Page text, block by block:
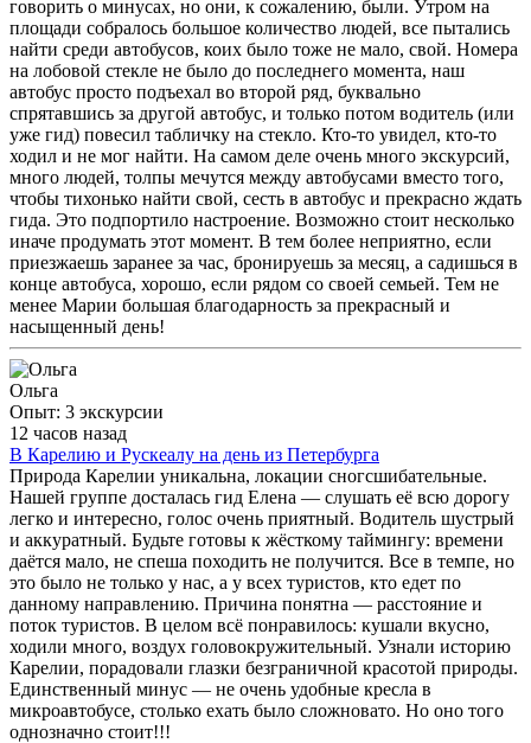
говорить о минусах, но они, к сожалению, были. Утром на
площади собралось большое количество людей, все пытались
найти среди автобусов, коих было тоже не мало, свой. Номера
на лобовой стекле не было до последнего момента, наш
автобус просто подъехал во второй ряд, буквально
спрятавшись за другой автобус, и только потом водитель (или
уже гид) повесил табличку на стекло. Кто-то увидел, кто-то
ходил и не мог найти. На самом деле очень много экскурсий,
много людей, толпы мечутся между автобусами вместо того,
чтобы тихонько найти свой, сесть в автобус и прекрасно ждать
гида. Это подпортило настроение. Возможно стоит несколько
иначе продумать этот момент. В тем более неприятно, если
приезжаешь заранее за час, бронируешь за месяц, а садишься в
конце автобуса, хорошо, если рядом со своей семьей. Тем не
менее Марии большая благодарность за прекрасный и
насыщенный день!
Ольга
Опыт: 3 экскурсии
12 часов назад
В Карелию и Рускеалу на день из Петербурга
Природа Карелии уникальна, локации сногсшибательные.
Нашей группе досталась гид Елена — слушать её всю дорогу
легко и интересно, голос очень приятный. Водитель шустрый
и аккуратный. Будьте готовы к жёсткому таймингу: времени
даётся мало, не спеша походить не получится. Все в темпе, но
это было не только у нас, а у всех туристов, кто едет по
данному направлению. Причина понятна — расстояние и
поток туристов. В целом всё понравилось: кушали вкусно,
ходили много, воздух головокружительный. Узнали историю
Карелии, порадовали глазки безграничной красотой природы.
Единственный минус — не очень удобные кресла в
микроавтобусе, столько ехать было сложновато. Но оно того
однозначно стоит!!!